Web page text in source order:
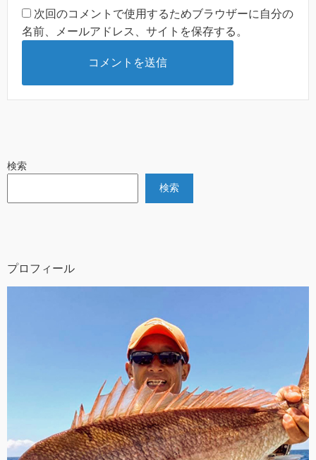
次回のコメントで使用するためブラウザーに自分の
名前、メールアドレス、サイトを保存する。
検索
検索
プロフィール